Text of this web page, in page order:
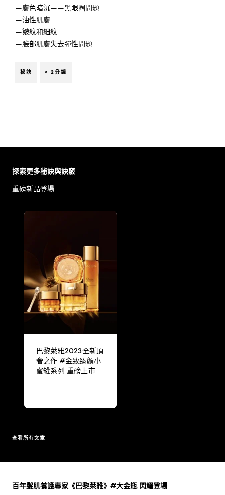
—膚色暗沉——黑眼圈問題
—油性肌膚
—皺紋和細紋
—臉部肌膚失去彈性問題
秘訣 < 2分鐘
探索更多秘訣與訣竅
重磅新品登場
巴黎萊雅2023全新頂
奢之作 #金致臻顏小
蜜罐系列 重磅上市
查看所有文章
百年髮肌養護專家《巴黎萊雅》#大金瓶 閃耀登場